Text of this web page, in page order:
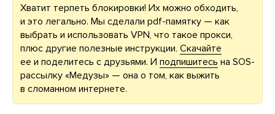
Хватит терпеть блокировки! Их можно обходить,
и это легально. Мы сделали pdf-памятку — как
выбрать и использовать VPN, что такое прокси,
плюс другие полезные инструкции. Скачайте
ее и поделитесь с друзьями. И подпишитесь на SOS-
рассылку «Медузы» — она о том, как выжить
в сломанном интернете.